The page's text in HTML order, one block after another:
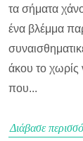
τα σήματα
ένα βλέμμα
άκου το χωρίς
που...
Διάβασε